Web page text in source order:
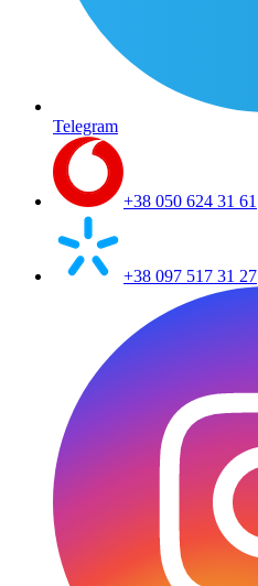
Telegram
+38 050 624 31 61
+38 097 517 31 27